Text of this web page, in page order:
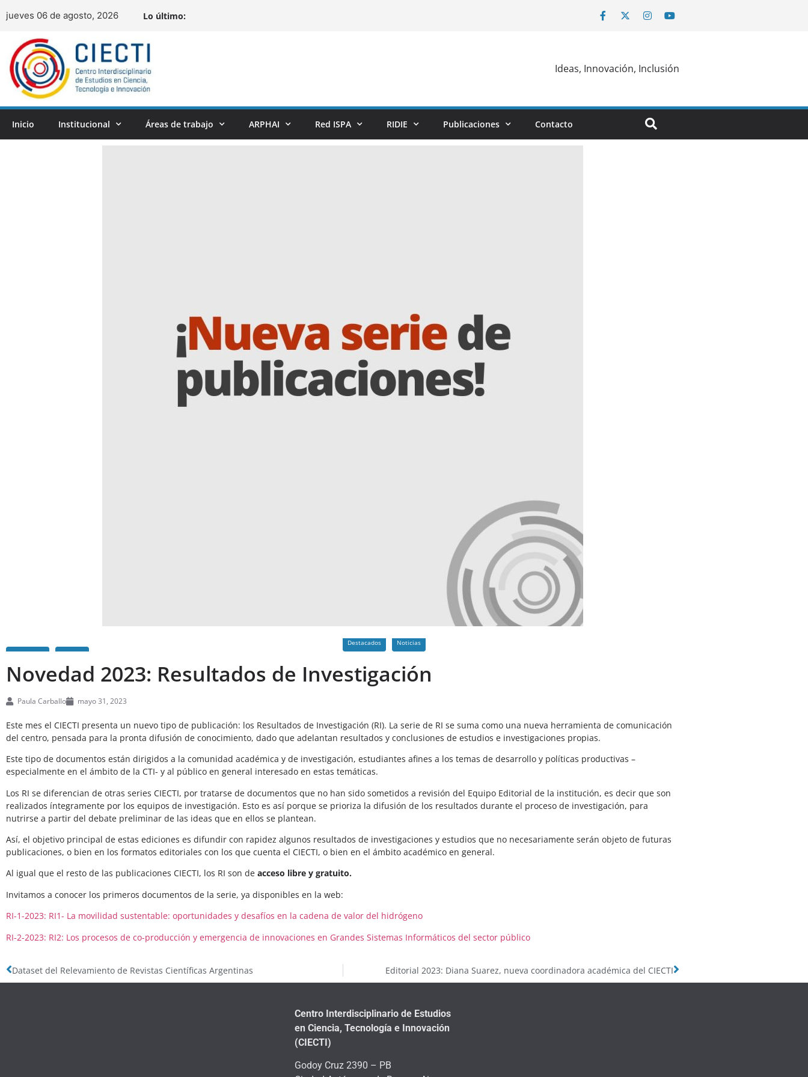
jueves 06 de agosto, 2026 Lo último:
Ideas, Innovación, Inclusión
Inicio Institucional Áreas de trabajo ARPHAI Red ISPA RIDIE Publicaciones Contacto
Destacados Noticias
Novedad 2023: Resultados de Investigación
Paula Carballo mayo 31, 2023
Este mes el CIECTI presenta un nuevo tipo de publicación: los Resultados de Investigación (RI). La serie de RI se suma como una nueva herramienta de comunicación
del centro, pensada para la pronta difusión de conocimiento, dado que adelantan resultados y conclusiones de estudios e investigaciones propias.
Este tipo de documentos están dirigidos a la comunidad académica y de investigación, estudiantes afines a los temas de desarrollo y políticas productivas –
especialmente en el ámbito de la CTI- y al público en general interesado en estas temáticas.
Los RI se diferencian de otras series CIECTI, por tratarse de documentos que no han sido sometidos a revisión del Equipo Editorial de la institución, es decir que son
realizados íntegramente por los equipos de investigación. Esto es así porque se prioriza la difusión de los resultados durante el proceso de investigación, para
nutrirse a partir del debate preliminar de las ideas que en ellos se plantean.
Así, el objetivo principal de estas ediciones es difundir con rapidez algunos resultados de investigaciones y estudios que no necesariamente serán objeto de futuras
publicaciones, o bien en los formatos editoriales con los que cuenta el CIECTI, o bien en el ámbito académico en general.
Al igual que el resto de las publicaciones CIECTI, los RI son de acceso libre y gratuito.
Invitamos a conocer los primeros documentos de la serie, ya disponibles en la web:
RI-1-2023: RI1- La movilidad sustentable: oportunidades y desafíos en la cadena de valor del hidrógeno
RI-2-2023: RI2: Los procesos de co-producción y emergencia de innovaciones en Grandes Sistemas Informáticos del sector público
Dataset del Relevamiento de Revistas Científicas Argentinas Editorial 2023: Diana Suarez, nueva coordinadora académica del CIECTI
Centro Interdisciplinario de Estudios
en Ciencia, Tecnología e Innovación
(CIECTI)
Godoy Cruz 2390 – PB